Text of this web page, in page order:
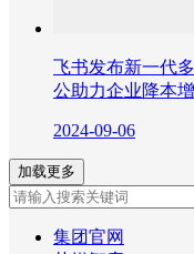
飞书发布新一代
公助力企业降本
2024-09-06
加载更多
集团官网